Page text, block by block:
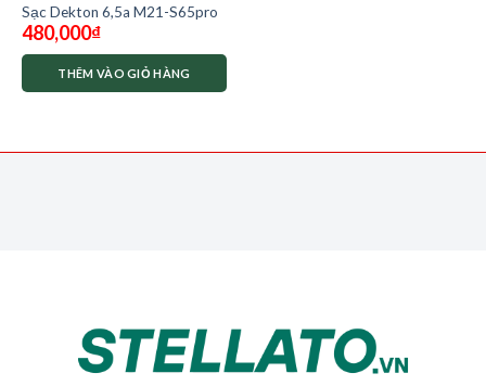
Sạc Dekton 6,5a M21-S65pro
480,000₫
THÊM VÀO GIỎ HÀNG